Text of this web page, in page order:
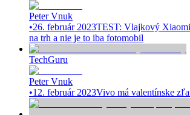
Peter Vnuk
•26. február 2023TEST: Vlajkový
na trh a nie je to iba fotomobil
TechGuru
Peter Vnuk
•12. február 2023Vivo má valentínske